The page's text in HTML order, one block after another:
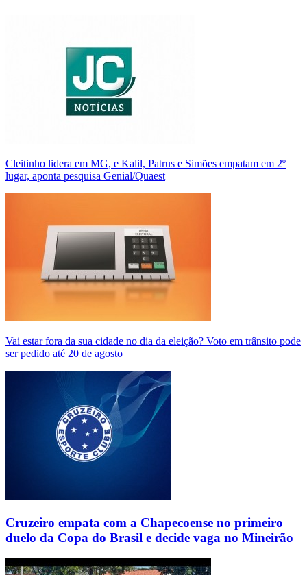
Cleitinho lidera em MG, e Kalil, Patrus e Simões empatam em 2º
lugar, aponta pesquisa Genial/Quaest
Vai estar fora da sua cidade no dia da eleição? Voto em trânsito pode
ser pedido até 20 de agosto
Cruzeiro empata com a Chapecoense no primeiro
duelo da Copa do Brasil e decide vaga no Mineirão